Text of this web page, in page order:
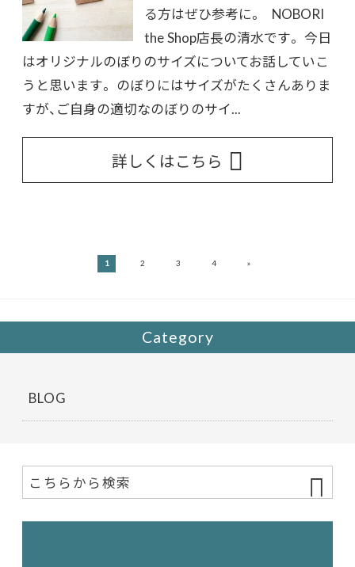
る方はぜひ参考に。 NOBORI
the Shop店長の清水です。 今日
はオリジナルのぼりのサイズについてお話していこ
うと思います。 のぼりにはサイズがたくさんありま
すが、ご自身の適切なのぼりのサイ...
詳しくはこちら
1 2 3 4 »
Category
BLOG